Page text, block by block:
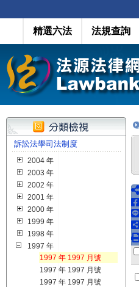
精選六法 法規查詢
訴訟法學司法制度
2004 年
2003 年
2002 年
2001 年
2000 年
1999 年
1998 年
1997 年
1997 年 1997 月號
1997 年 1997 月號
1997 年 1997 月號